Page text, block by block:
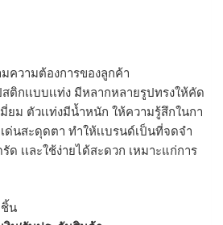
ความต้องการของลูกค้า
ติกเเบบเเท่ง มีหลากหลายรูปทรงให้คัด
ยม ตัวเเท่งมีน้ำหนัก ให้ความรู้สึกในกา
ด่นสะดุดตา ทำให้เเบรนด์เป็นที่จดจำ
ด เเละใช้ง่ายได้สะดวก เหมาะแก่การ
ชิ้น